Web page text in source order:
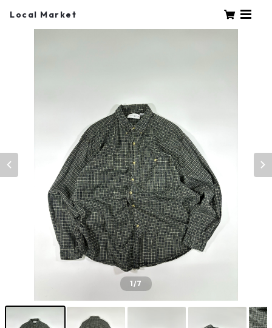
Local Market
1/7